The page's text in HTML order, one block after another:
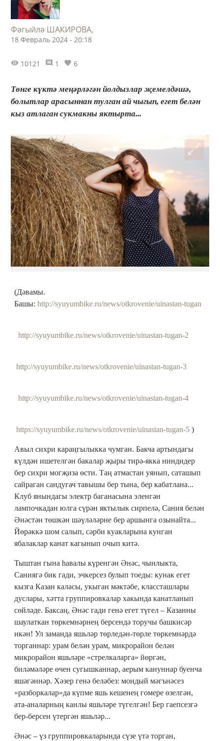
Фәгыйлә ШАКИРОВА,
18 Февраль 2024 - 20:18
10121 1 6
Төнге күктә меңәрләгән йолдызлар җемелдәшә,
болытлар арасыннан тулган ай чыгып, егет белән
кыз атлаган сукмакны яктырта...
(Дәвамы.
Башы: http://syuyumbike.ru/news/otkrovenie/uinastan-tugan
http://syuyumbike.ru/news/otkrovenie/uinastan-tugan-2
http://syuyumbike.ru/news/otkrovenie/uinastan-tugan-3
http://syuyumbike.ru/news/otkrovenie/uinastan-tugan-4
https://syuyumbike.ru/news/otkrovenie/uinastan-tugan-5 )
Авыл сихри караңгылыкка чумган. Бакча артындагы
күлдән ишетелгән бакалар җыры тирә-якка ниндидер
бер сихри могҗиза өсти. Таң атмастан уянып, саташып
сайраган сандугач тавышы бер тына, бер кабатлана...
Клуб янындагы электр баганасына эленгән
лампочкадан юлга сүрән яктылык сирпелә, Сания белән
Әнәстән төшкән шәүләләрне бер аршынга озынайта...
Йөрәккә шом салып, сәрби куакларына кунган
ябалаклар канат кагынып очып китә.
Тыштан гына hавалы күренгән Әнәс, чынлыкта,
Саниягә бик гади, эчкерсез булып тоеды: кунак егет
кызга Казан каласы, укыган мәктәбе, классташлары
дуслары, хәтта группировкалар хакында канатланып
сөйләде. Баксаң, Әнәс гади генә егет түгел – Казанны
шаулаткан төркемнәрнең берсендә торучы башкисәр
икән! Ул заманда яшьләр төрледән-төрле төркемнәрдә
торганнар: урам белән урам, микрорайон белән
микрорайон яшьләре «стрелкаларга» йөргән,
биләмәләре өчен сугышканнар, аерым кануннар буенча
яшәгәннәр. Хәзер генә беләбез: мондый мәгънәсез
«разборкалар»да күпме яшь кешенең гомере өзелгән,
ата-аналарның канлы яшьләре түгелгән! Бер гаепсезгә
бер-берсен үтергән яшьләр...
Әнәс – үз группировкаларында сүзе үтә торган,